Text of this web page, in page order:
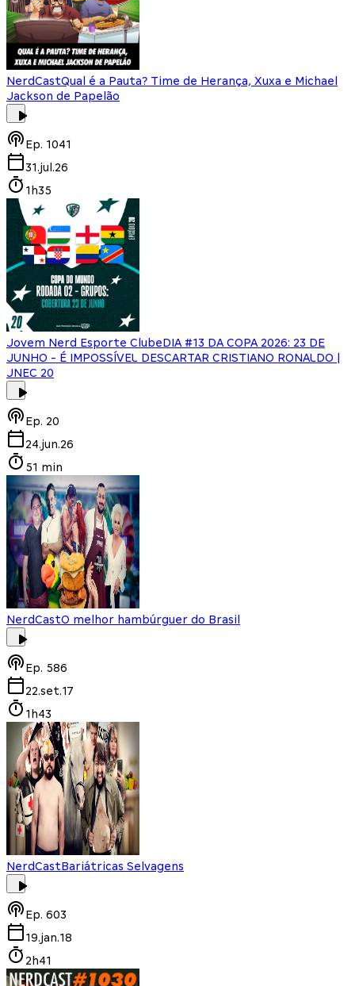
NerdCastQual é a Pauta? Time de Herança, Xuxa e Michael
Jackson de Papelão
Ep. 1041
31.jul.26
1h35
Jovem Nerd Esporte ClubeDIA #13 DA COPA 2026: 23 DE
JUNHO - É IMPOSSÍVEL DESCARTAR CRISTIANO RONALDO |
JNEC 20
Ep. 20
24.jun.26
51 min
NerdCastO melhor hambúrguer do Brasil
Ep. 586
22.set.17
1h43
NerdCastBariátricas Selvagens
Ep. 603
19.jan.18
2h41